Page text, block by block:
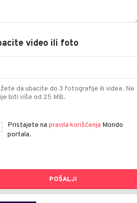
video ili foto
da ubacite do 3 fotografije ili videa. Ne
biti više od 25 MB.
Pristajete na pravila korišćenja Mondo
portala.
POŠALJI